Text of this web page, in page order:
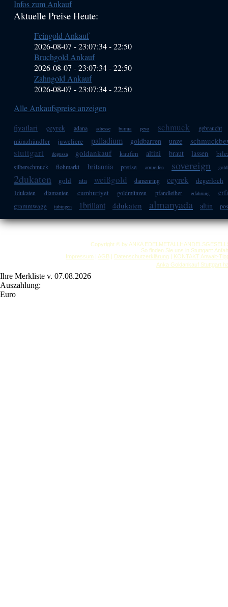
Sidebar
Infos zum Ankauf
Aktuelle Preise Heute:
Feingold Ankauf
2026-08-07 - 23:07:34-22:50
Bruchgold Ankauf
2026-08-07 - 23:07:34-22:50
Zahngold Ankauf
2026-08-07 - 23:07:34-22:50
Alle Ankaufspreise anzeigen
fiyatlari çeyrek adana adresse burma peso schmuck gebraucht
münzhändler juweliere palladium goldbarren unze
stuttgart degussa goldankauf kaufen altini braut lassen
silberschmuck flohmarkt britannia preise armreifen sovereign
2dukaten gold ata weißgold damenring ceyrek degerloch
1dukaten diamanten cumhuriyet goldmünzen pfandleiher erfahrung
grammwage tübingen 1brillant 4dukaten almanyada altin
Copyright © by ANKA
So finden Sie uns in Stuttgart:
Impressum | AGB | Datenschutzerklärung | KONTAKT Anwalt-
Anka Goldankauf Stuttgart
Ihre Merkliste v. 07.08.2026
Auszahlung:
Euro